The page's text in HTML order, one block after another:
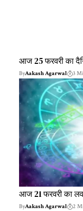
आज 25 फरवरी का
ByAakash Agarwal 3
आज 21 फरवरी का
ByAakash Agarwal 2